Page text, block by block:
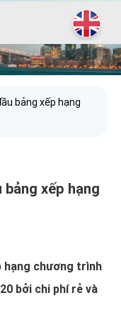
bảng xếp hạng
xếp hạng
hạng chương trình
bởi chi phí rẻ và